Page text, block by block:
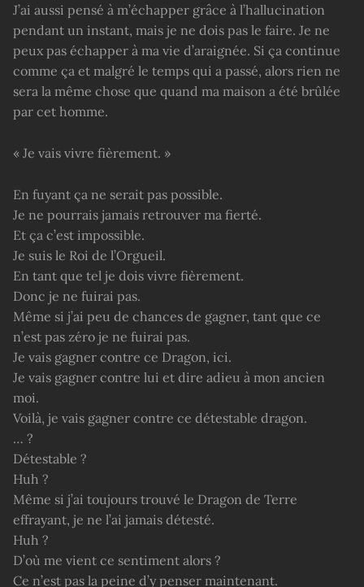
J’ai aussi pensé à m’échapper grâce à l’hallucination
pendant un instant, mais je ne dois pas le faire. Je ne
peux pas échapper à ma vie d’araignée. Si ça continue
comme ça et malgré le temps qui a passé, alors rien ne
sera la même chose que quand ma maison a été brûlée
par cet homme.
« Je vais vivre fièrement. »
En fuyant ça ne serait pas possible.
Je ne pourrais jamais retrouver ma fierté.
Et ça c’est impossible.
Je suis le Roi de l’Orgueil.
En tant que tel je dois vivre fièrement.
Donc je ne fuirai pas.
Même si j’ai peu de chances de gagner, tant que ce
n’est pas zéro je ne fuirai pas.
Je vais gagner contre ce Dragon, ici.
Je vais gagner contre lui et dire adieu à mon ancien
moi.
Voilà, je vais gagner contre ce détestable dragon.
… ?
Détestable ?
Huh ?
Même si j’ai toujours trouvé le Dragon de Terre
effrayant, je ne l’ai jamais détesté.
Huh ?
D’où me vient ce sentiment alors ?
Ce n’est pas la peine d’y penser maintenant.